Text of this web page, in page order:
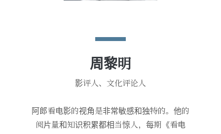
周黎明
影评人、文化评论人
阿郎看电影的视角是非常敏感和独特的。他的
阅片量和知识积累都相当惊人，每期《看电